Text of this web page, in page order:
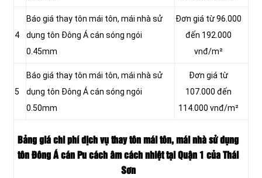
4
Báo giá thay tôn mái tôn, mái nhà sử
dụng tôn Đông Á cán sóng ngói
0.45mm
Đơn giá từ 96.000
đến 192.000
vnđ/m²
5
Báo giá thay tôn mái tôn, mái nhà sử
dụng tôn Đông Á cán sóng ngói
0.50mm
Đơn giá từ
107.000 đến
114.000 vnđ/m²
Bảng giá chi phí dịch vụ thay tôn mái tôn, mái nhà sử dụng
tôn Đông Á cán Pu cách âm cách nhiệt tại Quận 1 của Thái
Sơn